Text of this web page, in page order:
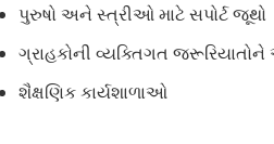
પુરુષો અને સ્ત્રીઓ માટે સપોર્ટ જૂથો
ગ્રાહકોની વ્યક્તિગત
શૈક્ષણિક કાર્યશાળાઓ